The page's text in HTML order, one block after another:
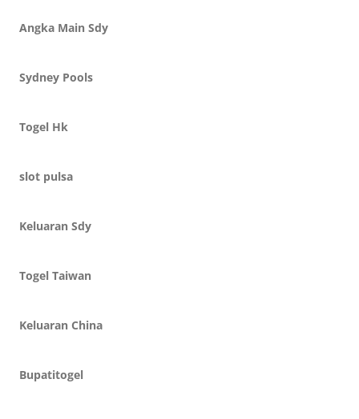
Angka Main Sdy
Sydney Pools
Togel Hk
slot pulsa
Keluaran Sdy
Togel Taiwan
Keluaran China
Bupatitogel